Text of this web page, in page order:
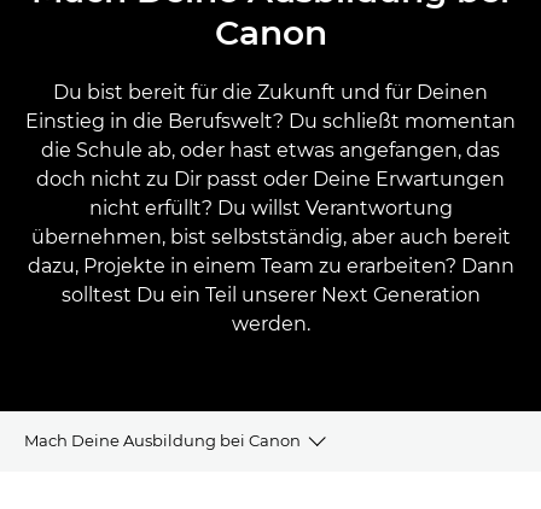
Canon
Du bist bereit für die Zukunft und für Deinen
Einstieg in die Berufswelt? Du schließt momentan
die Schule ab, oder hast etwas angefangen, das
doch nicht zu Dir passt oder Deine Erwartungen
nicht erfüllt? Du willst Verantwortung
übernehmen, bist selbstständig, aber auch bereit
dazu, Projekte in einem Team zu erarbeiten? Dann
solltest Du ein Teil unserer Next Generation
werden.
Mach Deine Ausbildung bei Canon